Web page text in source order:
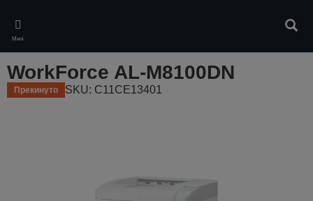
main
content
Meni
WorkForce AL-M8100DN
Прекинуто SKU: C11CE13401